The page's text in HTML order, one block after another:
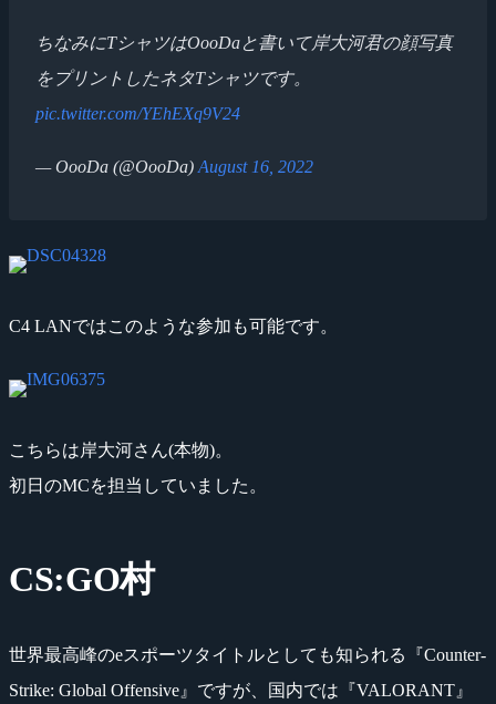
ちなみにTシャツはOooDaと書いて岸大河君の顔写真
をプリントしたネタTシャツです。
pic.twitter.com/YEhEXq9V24
— OooDa (@OooDa) August 16, 2022
C4 LANではこのような参加も可能です。
こちらは岸大河さん(本物)。
初日のMCを担当していました。
CS:GO村
世界最高峰のeスポーツタイトルとしても知られる『Counter-
Strike: Global Offensive』ですが、国内では『VALORANT』